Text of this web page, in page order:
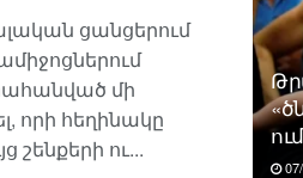
ցանցերում
մի
որի հեղինակը
շենքերի ու...
ում